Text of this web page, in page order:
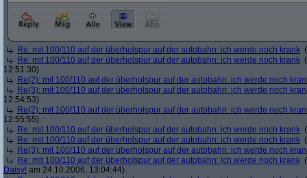
Re: mit 100/110 auf der überholspur auf der autobahn: ich werde noch krank (
Re: mit 100/110 auf der überholspur auf der autobahn: ich werde noch krank (
12:51:30)
Re(2): mit 100/110 auf der überholspur auf der autobahn: ich werde noch
Re(3): mit 100/110 auf der überholspur auf der autobahn: ich werde noch
12:54:53)
Re(2): mit 100/110 auf der überholspur auf der autobahn: ich werde noch
12:55:55)
Re: mit 100/110 auf der überholspur auf der autobahn: ich werde noch krank (
Re: mit 100/110 auf der überholspur auf der autobahn: ich werde noch krank (
Re(3): mit 100/110 auf der überholspur auf der autobahn: ich werde noch
Re: mit 100/110 auf der überholspur auf der autobahn: ich werde noch krank (
Daisy! am 24.10.2006, 13:04:44)